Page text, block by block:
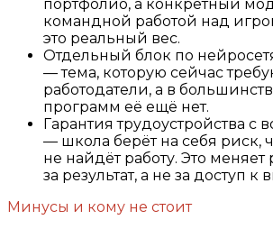
портфолио, а конкретный
командной работой над
это реальный вес.
Отдельный блок по
— тема, которую сейчас
работодатели, а в
программ её ещё нет.
Гарантия трудоустройства с
— школа берёт на себя риск,
не найдёт работу. Это меняет
за результат, а не за доступ к
Минусы и кому не стоит